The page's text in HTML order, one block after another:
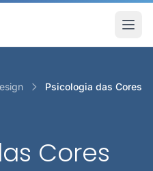
Psicologia das Cores
Cores